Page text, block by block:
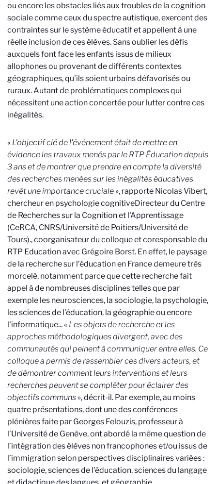
ou encore les obstacles liés aux troubles de la cognition
sociale comme ceux du spectre autistique, exercent des
contraintes sur le système éducatif et appellent à une
réelle inclusion de ces élèves. Sans oublier les défis
auxquels font face les enfants issus de milieux
allophones ou provenant de différents contextes
géographiques, qu'ils soient urbains défavorisés ou
ruraux. Autant de problématiques complexes qui
nécessitent une action concertée pour lutter contre ces
inégalités.
« L'objectif clé de l'événement était de mettre en
évidence les travaux menés par le RTP Éducation depuis
3 ans et de montrer que prendre en compte la diversité
des recherches menées sur les inégalités éducatives
revêt une importance cruciale », rapporte Nicolas Vibert,
chercheur en psychologie cognitiveDirecteur du Centre
de Recherches sur la Cognition et l'Apprentissage
(CeRCA, CNRS/Université de Poitiers/Université de
Tours)., coorganisateur du colloque et coresponsable du
RTP Education avec Grégoire Borst. En effet, le paysage
de la recherche sur l’éducation en France demeure très
morcelé, notamment parce que cette recherche fait
appel à de nombreuses disciplines telles que par
exemple les neurosciences, la sociologie, la psychologie,
les sciences de l'éducation, la géographie ou encore
l'informatique... « Les objets de recherche et les
approches méthodologiques divergent, avec des
communautés qui peinent à communiquer entre elles. Ce
colloque a permis de rassembler ces divers acteurs, et
de démontrer comment leurs interventions et leurs
recherches peuvent se compléter pour éclairer des
objectifs communs », décrit-il. Par exemple, au moins
quatre présentations, dont une des conférences
plénières faite par Georges Felouzis, professeur à
l’Université de Genève, ont abordé la même question de
l’intégration des élèves non francophones et/ou issus de
l’immigration selon perspectives disciplinaires variées :
sociologie, sciences de l’éducation, sciences du langage
et didactique des langues, et géographie.